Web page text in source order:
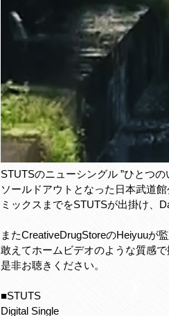
STUTSのニューシングル ”ひとつ
ソールドアウトとなった日本武道
ミックスまでをSTUTSが出掛け、
またCreativeDrugStoreのHeiyuuが
敢えてホームビデオのような質感
是非お聴きください。
■STUTS
Digital Single